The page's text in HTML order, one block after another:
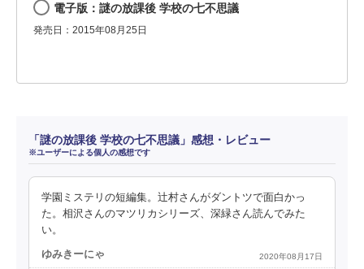
電子版：謎の放課後 学校の七不思議
発売日：2015年08月25日
「謎の放課後 学校の七不思議」感想・レビュー
※ユーザーによる個人の感想です
学園ミステリの短編集。辻村さんがダントツで面白かっ
た。相沢さんのマツリカシリーズ、深緑さん読んでみた
い。
ゆみきーにゃ 2020年08月17日